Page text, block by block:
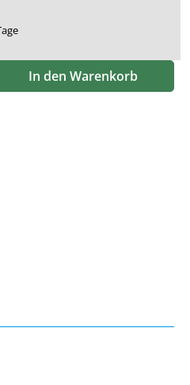
Wert ein oder benutze
In den Warenkorb